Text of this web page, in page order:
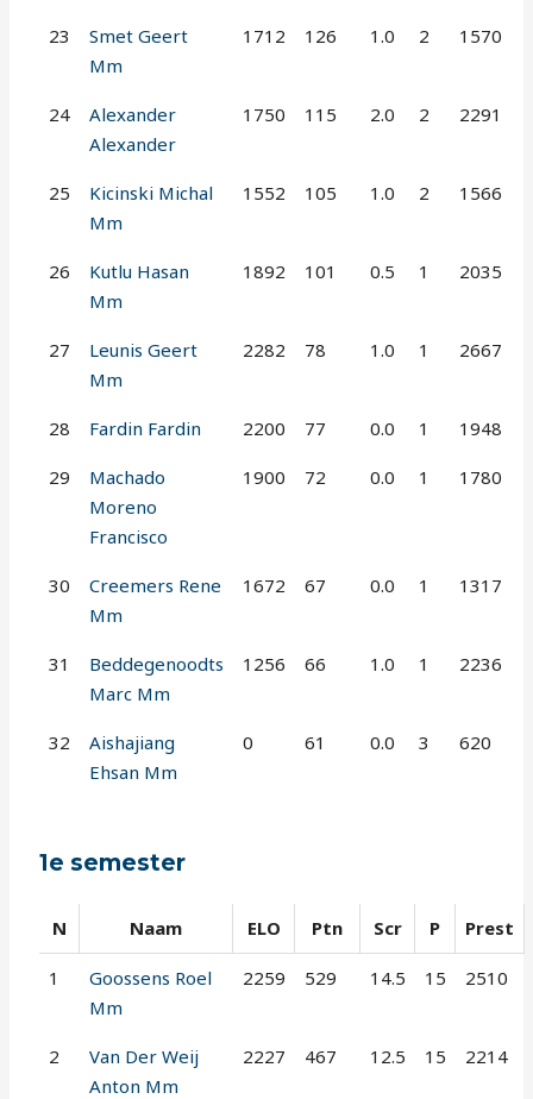
23
Smet Geert
Mm
1712 126 1.0 2 1570
24
Alexander
Alexander
1750 115 2.0 2 2291
25
Kicinski Michal
Mm
1552 105 1.0 2 1566
26
Kutlu Hasan
Mm
1892 101 0.5 1 2035
27
Leunis Geert
Mm
2282 78 1.0 1 2667
28 Fardin Fardin 2200 77 0.0 1 1948
29
Machado
Moreno
Francisco
1900 72 0.0 1 1780
30
Creemers Rene
Mm
1672 67 0.0 1 1317
31
Beddegenoodts
Marc Mm
1256 66 1.0 1 2236
32
Aishajiang
Ehsan Mm
0 61 0.0 3 620
1e semester
N Naam ELO Ptn Scr P Prest
1
Goossens Roel
Mm
2259 529 14.5 15 2510
2
Van Der Weij
Anton Mm
2227 467 12.5 15 2214